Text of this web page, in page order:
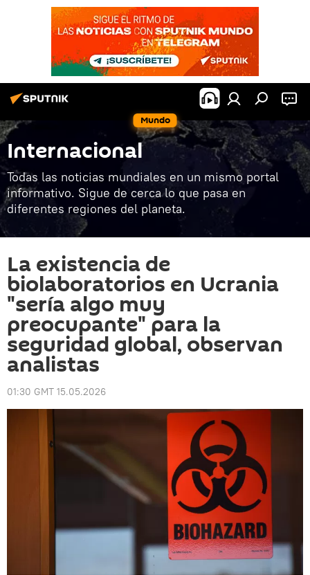
Mundo
Internacional
Todas las noticias mundiales en un mismo portal
informativo. Sigue de cerca lo que pasa en
diferentes regiones del planeta.
La existencia de
biolaboratorios en Ucrania
"sería algo muy
preocupante" para la
seguridad global, observan
analistas
01:30 GMT 15.05.2026